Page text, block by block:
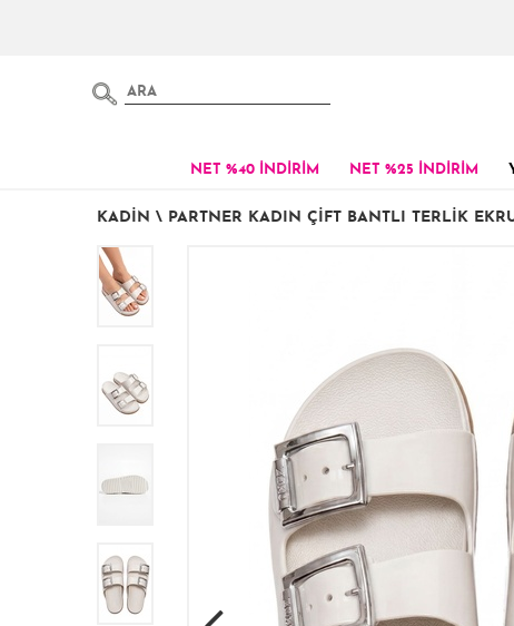
NET %40 İNDİRİM NET %25 İNDİRİM
KADIN \ PARTNER KADIN ÇIFT BANTLI TERLIK